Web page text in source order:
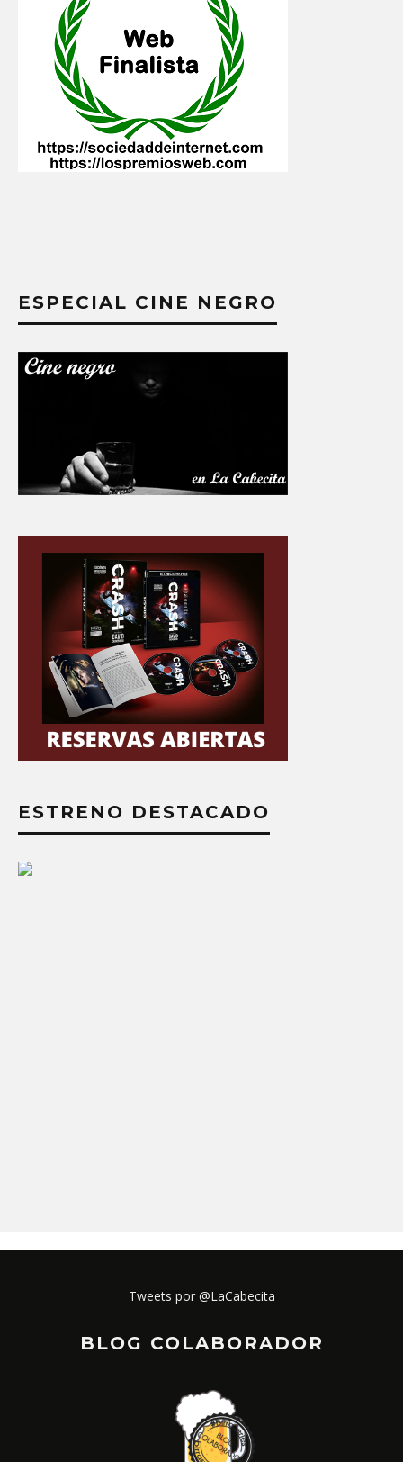
ESPECIAL CINE NEGRO
ESTRENO DESTACADO
Tweets por @LaCabecita
BLOG COLABORADOR